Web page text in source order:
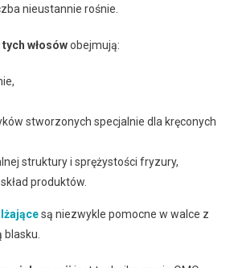
nieustannie rośnie.
włosówobejmują:
stworzonych specjalnie dla kręconych
struktury i sprężystości fryzury,
produktów.
są niezwykle pomocne w walce z